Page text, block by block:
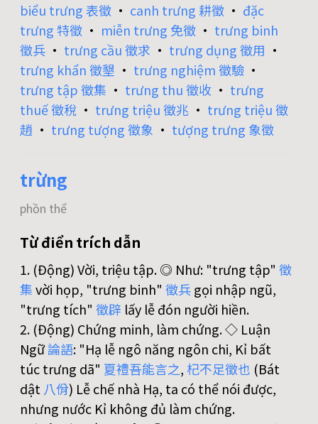
biểu trưng 表徵 • canh trưng 耕徵 • đặc
trưng 特徵 • miễn trưng 免徵 • trưng binh
徵兵 • trưng cầu 徵求 • trưng dụng 徵用 •
trưng khẩn 徵墾 • trưng nghiệm 徵驗 •
trưng tập 徵集 • trưng thu 徵收 • trưng
thuế 徵稅 • trưng triệu 徵兆 • trưng triệu 徵
趙 • trưng tượng 徵象 • tượng trưng 象徵
trừng
phồn thể
Từ điển trích dẫn
1. (Động) Vời, triệu tập. ◎ Như: "trưng tập" 徵
集vời họp, "trưng binh" 徵兵gọi nhập ngũ,
"trưng tích" 徵辟 lấy lễ đón người hiền.
2. (Động) Chứng minh, làm chứng. ◇ Luận
Ngữ論語: "Hạ lễ ngô năng ngôn chi, Kỉ bất
túc trưng dã" 夏禮吾能言之, 杞不足徵也 (Bát
dật 八佾) Lễ chế nhà Hạ, ta có thể nói được,
nhưng nước Kỉ không đủ làm chứng.